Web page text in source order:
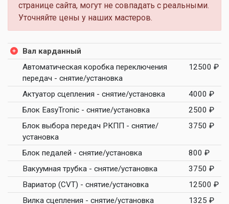
странице сайта, могут не совпадать с реальными.
Уточняйте цены у наших мастеров.
Вал карданный
Автоматическая коробка переключения
передач - снятие/установка
12500 ₽
Актуатор сцепления - снятие/установка
4000 ₽
Блок EasyTronic - снятие/установка
2500 ₽
Блок выбора передач РКПП - снятие/
установка
3750 ₽
Блок педалей - снятие/установка
800 ₽
Вакуумная трубка - снятие/установка
3750 ₽
Вариатор (CVT) - снятие/установка
12500 ₽
Вилка сцепления - снятие/установка
1325 ₽